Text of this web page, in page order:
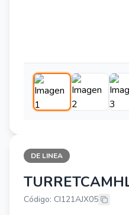
DE LINEA
AJAX
Código: CI121AJX05